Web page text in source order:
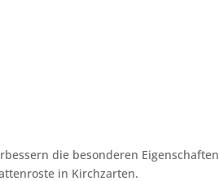
die besonderen Eigenschaften
in Kirchzarten.